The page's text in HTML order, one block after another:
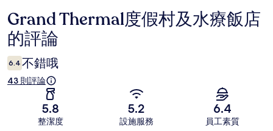
評
論
Grand Thermal度假村及水療飯店
的評論
6.4 不錯哦
43 則評論
5.8
整潔度
5.2
設施服務
6.4
員工素質